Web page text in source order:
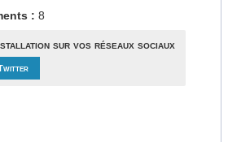
:8
sur vos réseaux sociaux